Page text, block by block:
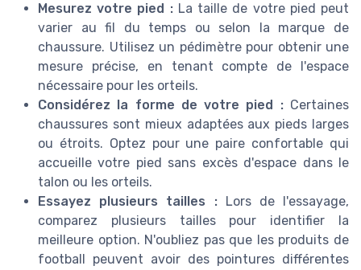
Mesurez votre pied :La taille de votre pied peut
varier au fil du temps ou selon la marque de
chaussure. Utilisez un pédimètre pour obtenir une
mesure précise, en tenant compte de l'espace
nécessaire pour les orteils.
Considérez la forme de votre pied :Certaines
chaussures sont mieux adaptées aux pieds larges
ou étroits. Optez pour une paire confortable qui
accueille votre pied sans excès d'espace dans le
talon ou les orteils.
Essayez plusieurs tailles :Lors de l'essayage,
comparez plusieurs tailles pour identifier la
meilleure option. N'oubliez pas que les produits de
football peuvent avoir des pointures différentes